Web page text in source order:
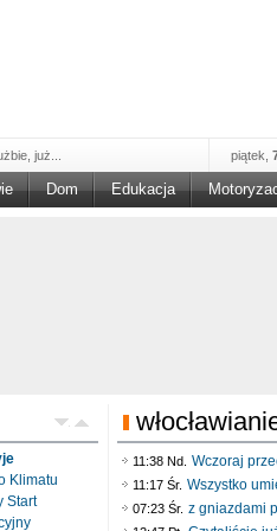
już...
w NGO –
plus, który
i
piątek,
Dom Edukacja
Klimatu
Start
11:38 Nd. Wczoraj
11:17 Śr. Wszystko
07:23 Śr. z gniazdami